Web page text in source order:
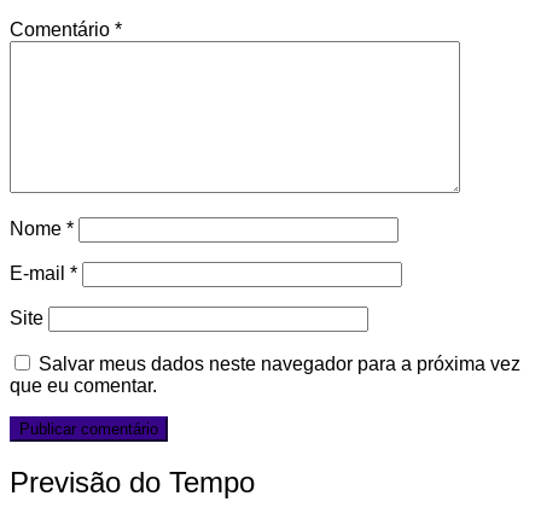
Comentário *
Nome *
E-mail *
Site
Salvar meus dados neste navegador para a próxima vez
que eu comentar.
Previsão do Tempo